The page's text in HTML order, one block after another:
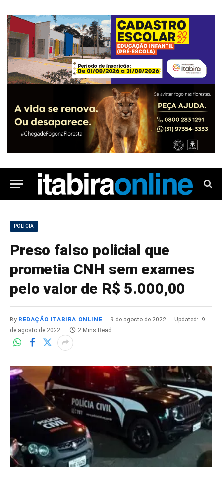
POLÍCIA
Preso falso policial que
prometia CNH sem exames
pelo valor de R$ 5.000,00
By REDAÇÃO ITABIRA ONLINE 9 de agosto de 2022 Updated:
9
de agosto de 2022
2 Mins Read